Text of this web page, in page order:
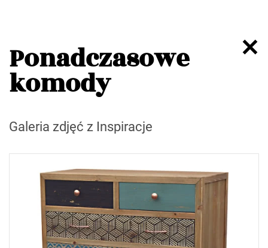
Ponadczasowe
komody
Galeria zdjęć z Inspiracje